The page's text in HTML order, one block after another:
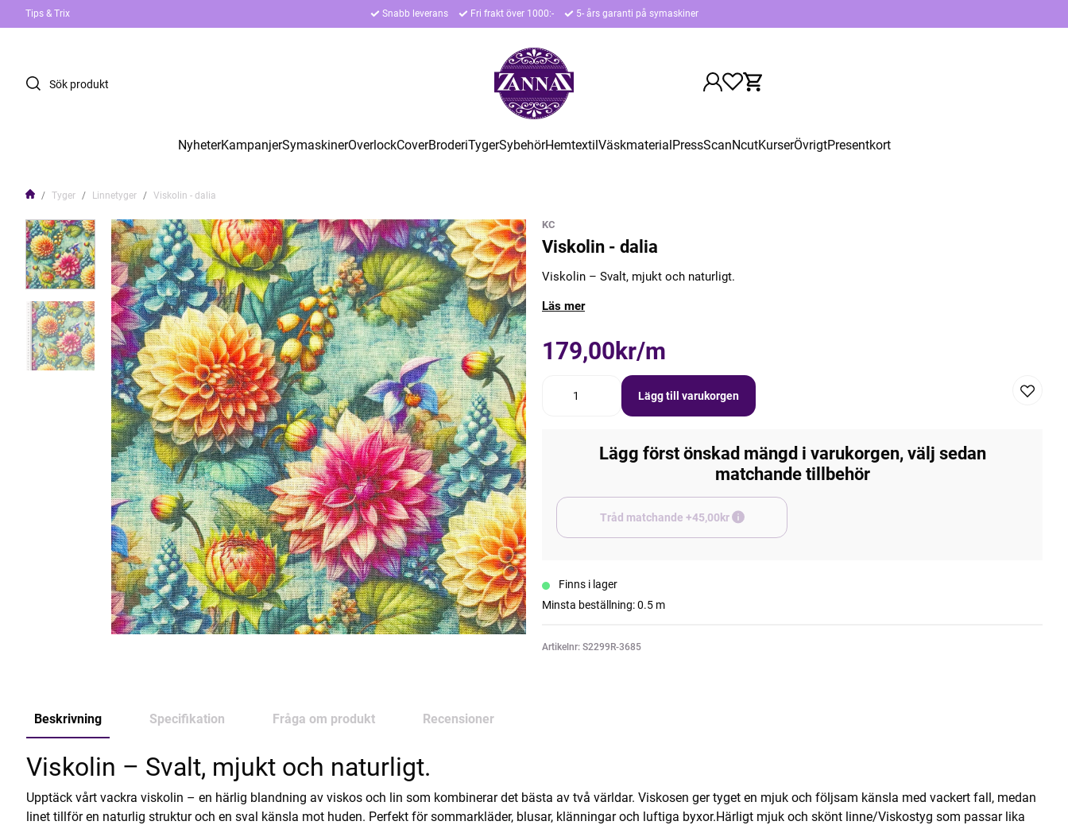
Tips & Trix Snabb leverans Fri frakt över 1000:- 5- års garanti på symaskiner
NyheterKampanjerSymaskinerOverlockCoverBroderiTygerSybehörHemtextilVäskmaterialPressScanNcutKurserÖvrigtPresentkort
Tyger Linnetyger Viskolin - dalia
KC
Viskolin - dalia
Viskolin – Svalt, mjukt och naturligt.
Läs mer
179,00kr/m
Lägg till varukorgen
Lägg först önskad mängd i varukorgen, välj sedan
matchande tillbehör
Tråd matchande +45,00kr
Finns i lager
Minsta beställning: 0.5 m
Artikelnr: S2299R-3685
Beskrivning Specifikation Fråga om produkt Recensioner
Viskolin – Svalt, mjukt och naturligt.
Upptäck vårt vackra viskolin – en härlig blandning av viskos och lin som kombinerar det bästa av två världar. Viskosen ger tyget en mjuk och följsam känsla med vackert fall, medan
linet tillför en naturlig struktur och en sval känsla mot huden. Perfekt för sommarkläder, blusar, klänningar och luftiga byxor.Härligt mjuk och skönt linne/Viskostyg som passar lika